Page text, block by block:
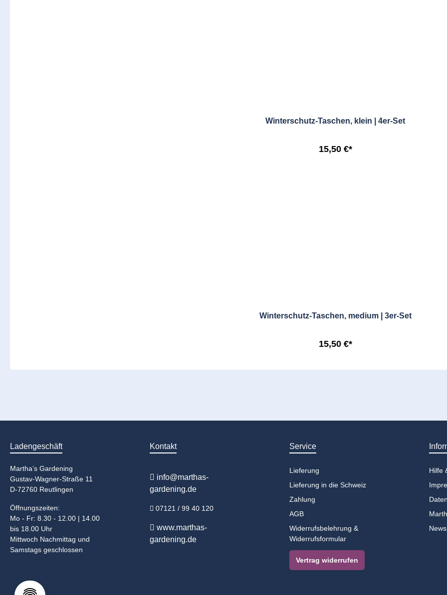
Winterschutz-Taschen, klein | 4er-Set
15,50 €*
Winterschutz-Taschen, medium | 3er-Set
15,50 €*
Ladengeschäft
Martha’s Gardening
Gustav-Wagner-Straße 11
D-72760 Reutlingen
Öffnungszeiten:
Mo - Fr: 8.30 - 12.00 | 14.00
bis 18.00 Uhr
Mittwoch Nachmittag und
Samstags geschlossen
Service
Lieferung
Lieferung in die Schweiz
Zahlung
AGB
Widerrufsbelehrung &
Widerrufsformular
Vertrag widerrufen
Hilfe
Kontakt
info@marthas-
gardening.de
07121 / 99 40 120
www.marthas-
gardening.de